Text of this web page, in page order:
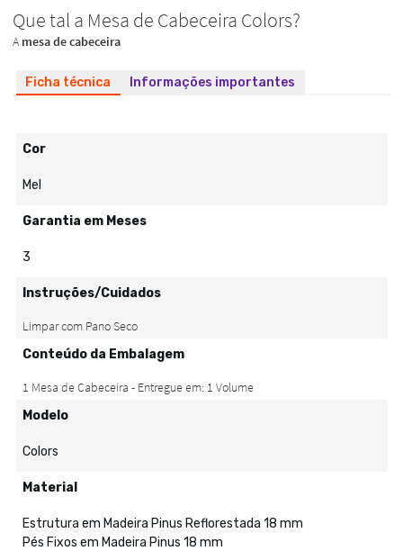
Ficha técnica Informações importantes
Cor
Mel
Garantia em Meses
3
Instruções/Cuidados
Conteúdo da Embalagem
Modelo
Colors
Material
Estrutura em Madeira Pinus Reflorestada 18 mm
Pés Fixos em Madeira Pinus 18 mm